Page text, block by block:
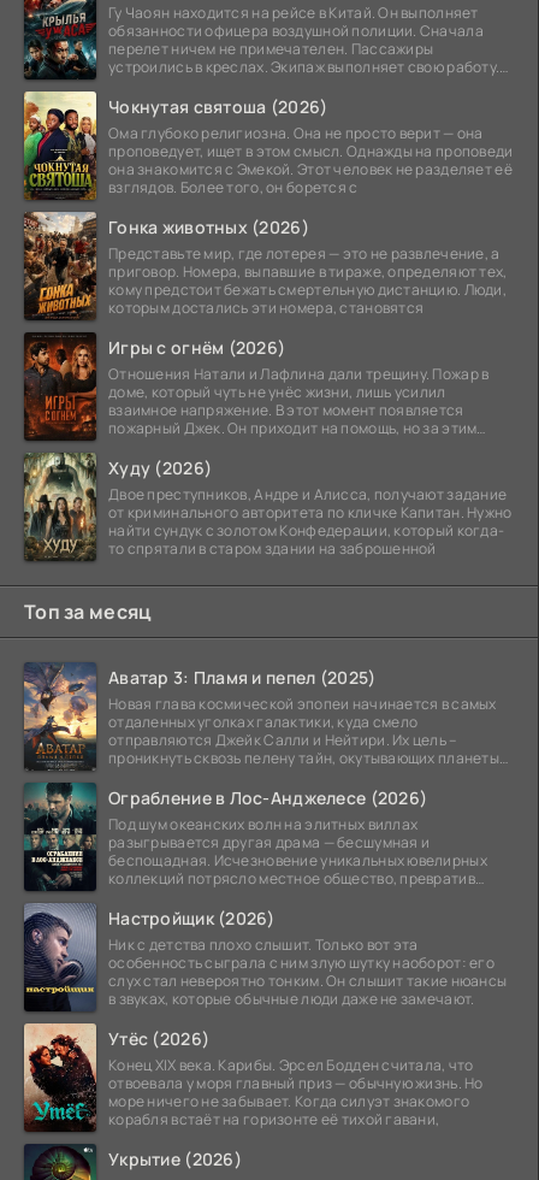
Гу Чаоян находится на рейсе в Китай. Он выполняет
обязанности офицера воздушной полиции. Сначала
перелет ничем не примечателен. Пассажиры
устроились в креслах. Экипаж выполняет свою работу.
Чокнутая святоша (2026)
Ома глубоко религиозна. Она не просто верит — она
проповедует, ищет в этом смысл. Однажды на проповеди
она знакомится с Эмекой. Этот человек не разделяет её
взглядов. Более того, он борется с
Гонка животных (2026)
Представьте мир, где лотерея — это не развлечение, а
приговор. Номера, выпавшие в тираже, определяют тех,
кому предстоит бежать смертельную дистанцию. Люди,
которым достались эти номера, становятся
Игры с огнём (2026)
Отношения Натали и Лафлина дали трещину. Пожар в
доме, который чуть не унёс жизни, лишь усилил
взаимное напряжение. В этот момент появляется
пожарный Джек. Он приходит на помощь, но за этим
Худу (2026)
Двое преступников, Андре и Алисса, получают задание
от криминального авторитета по кличке Капитан. Нужно
найти сундук с золотом Конфедерации, который когда-
то спрятали в старом здании на заброшенной
Топ за месяц
Аватар 3: Пламя и пепел (2025)
Новая глава космической эпопеи начинается в самых
отдаленных уголках галактики, куда смело
отправляются Джейк Салли и Нейтири. Их цель –
проникнуть сквозь пелену тайн, окутывающих планеты
Ограбление в Лос-Анджелесе (2026)
Под шум океанских волн на элитных виллах
разыгрывается другая драма — бесшумная и
беспощадная. Исчезновение уникальных ювелирных
коллекций потрясло местное общество, превратив
Настройщик (2026)
Ник с детства плохо слышит. Только вот эта
особенность сыграла с ним злую шутку наоборот: его
слух стал невероятно тонким. Он слышит такие нюансы
в звуках, которые обычные люди даже не замечают.
Утёс (2026)
Конец XIX века. Карибы. Эрсел Бодден считала, что
отвоевала у моря главный приз — обычную жизнь. Но
море ничего не забывает. Когда силуэт знакомого
корабля встаёт на горизонте её тихой гавани,
Укрытие (2026)